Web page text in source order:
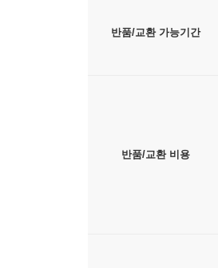
반품/교환 가능기간
반품/교환 비용